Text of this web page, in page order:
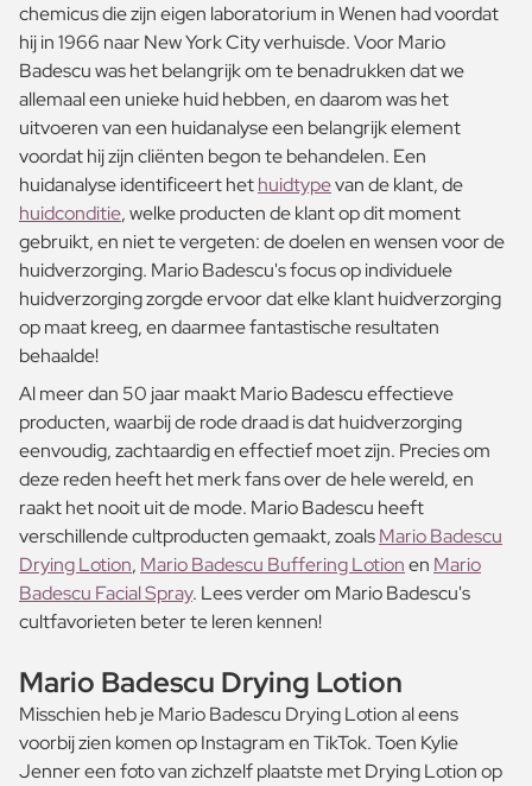
chemicus die zijn eigen laboratorium in Wenen had voordat
hij in 1966 naar New York City verhuisde. Voor Mario
Badescu was het belangrijk om te benadrukken dat we
allemaal een unieke huid hebben, en daarom was het
uitvoeren van een huidanalyse een belangrijk element
voordat hij zijn cliënten begon te behandelen. Een
huidanalyse identificeert hethuidtypevan de klant, de
huidconditie, welke producten de klant op dit moment
gebruikt, en niet te vergeten: de doelen en wensen voor de
huidverzorging. Mario Badescu's focus op individuele
huidverzorging zorgde ervoor dat elke klant huidverzorging
op maat kreeg, en daarmee fantastische resultaten
behaalde!
Al meer dan 50 jaar maakt Mario Badescu effectieve
producten, waarbij de rode draad is dat huidverzorging
eenvoudig, zachtaardig en effectief moet zijn. Precies om
deze reden heeft het merk fans over de hele wereld, en
raakt het nooit uit de mode. Mario Badescu heeft
verschillende cultproducten gemaakt, zoalsMario Badescu
Drying Lotion, Mario Badescu Buffering Lotionen Mario
Badescu Facial Spray. Lees verder om Mario Badescu's
cultfavorieten beter te leren kennen!
Mario Badescu Drying Lotion
Misschien heb je Mario Badescu Drying Lotion al eens
voorbij zien komen op Instagram en TikTok. Toen Kylie
Jenner een foto van zichzelf plaatste met Drying Lotion op